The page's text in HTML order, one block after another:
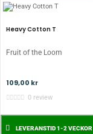
Heavy Cotton T
Fruit of the Loom
109,00 kr
0 review
LEVERANSTID 1-2 VECKOR